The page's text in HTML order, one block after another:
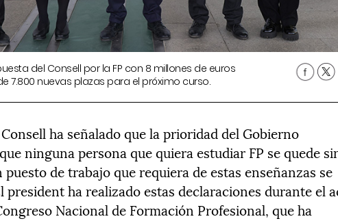
del Consell por la FP con 8 millones de euros
7.800 nuevas plazas para el próximo curso.
ha señalado que la prioridad del Gobierno
ninguna persona que quiera estudiar FP se quede
de trabajo que requiera de estas enseñanzas se
president ha realizado estas declaraciones durante el
Nacional de Formación Profesional, que ha